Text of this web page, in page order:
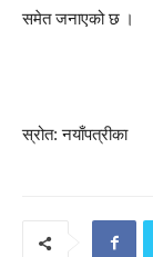
समेत जनाएको छ ।
स्रोत: नयाँपत्रीका